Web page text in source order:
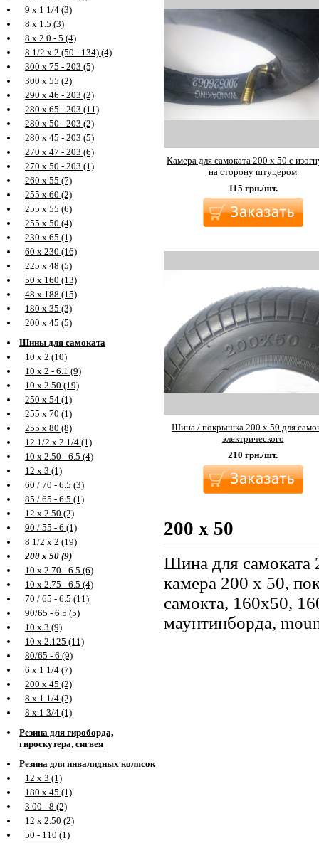
9 х 1 1/4 (3)
8 х 1.5 (3)
8 х 2.0 - 5 (4)
8 1/2 х 2 (50 - 134) (4)
300 х 75 - 203 (5)
300 х 55 (2)
290 х 46 - 203 (2)
280 х 65 - 203 (11)
280 х 50 - 203 (2)
280 х 45 - 203 (5)
270 х 47 - 203 (6)
270 х 50 - 203 (1)
260 х 55 (7)
255 х 60 (2)
255 х 55 (6)
255 х 50 (4)
230 х 65 (1)
60 х 230 (16)
225 х 48 (5)
50 х 160 (13)
48 х 188 (15)
180 х 35 (3)
200 х 45 (5)
Шины для самоката
10 х 2 (10)
10 х 2 - 6.1 (9)
10 х 2.50 (19)
250 х 54 (1)
255 х 70 (1)
255 х 80 (8)
12 1/2 х 2 1/4 (1)
10 х 2.50 - 6.5 (4)
12 х 3 (1)
60 / 70 - 6.5 (3)
85 / 65 - 6.5 (1)
12 х 2.50 (2)
90 / 55 - 6 (1)
8 1/2 х 2 (19)
200 х 50 (9)
10 х 2.70 - 6.5 (6)
10 х 2.75 - 6.5 (4)
70 / 65 - 6.5 (11)
90/65 - 6.5 (5)
10 х 3 (9)
10 х 2.125 (11)
80/65 - 6 (9)
6 х 1 1/4 (7)
200 х 45 (2)
8 х 1 1/4 (2)
8 х 1 3/4 (1)
Резина для гироборда,
гироскутера, сигвея
Резина для инвалидных колясок
12 х 3 (1)
180 х 45 (1)
3.00 - 8 (2)
12 х 2.50 (2)
50 - 110 (1)
Камера для самоката 200 х 50 с
на сторону штуцером
115 грн./шт.
Шина / покрышка 200 х 50 для
электрического
210 грн./шт.
200 х 50
Шина для самоката
камера 200 х 50,
самокта, 160х50,
маунтинборда,